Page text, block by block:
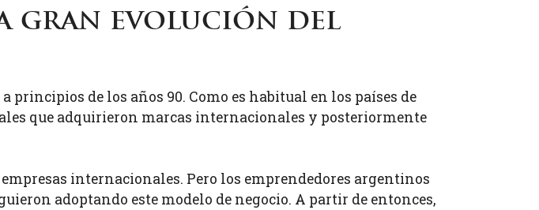
gran evolución del
de los años 90. Como es habitual en los países de
que adquirieron marcas internacionales y posteriormente
internacionales. Pero los emprendedores argentinos
adoptando este modelo de negocio. A partir de entonces,